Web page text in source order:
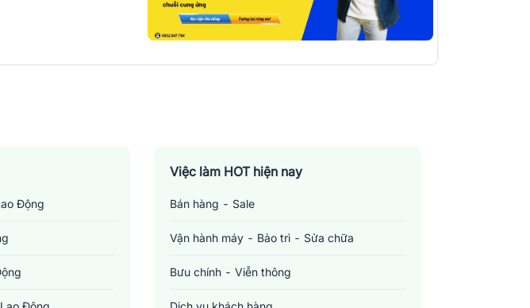
Động
Việc làm HOT hiện nay
Bán hàng - Sale
Vận hành máy - Bảo trì - Sửa chữa
Bưu chính - Viễn thông